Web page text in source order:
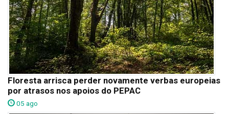
Floresta arrisca perder novamente verbas europeias
por atrasos nos apoios do PEPAC
05 ago